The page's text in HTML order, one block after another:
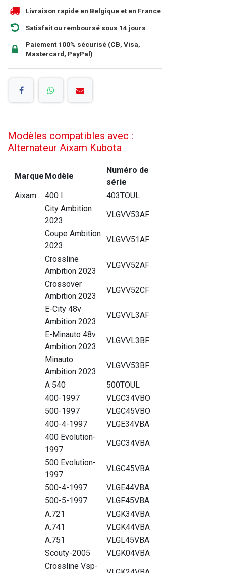
Livraison rapide en Belgique et en France
Satisfait ou remboursé sous 14 jours
Paiement 100% sécurisé (CB, Visa,
Mastercard, PayPal)
Modèles compatibles avec :
Alternateur Aixam Kubota
Marque Modèle
Numéro de
série
Aixam
400 I
403TOUL
City Ambition
2023
VLGVV53AF
Coupe Ambition
2023
VLGVV51AF
Crossline
Ambition 2023
VLGVV52AF
Crossover
Ambition 2023
VLGVV52CF
E-City 48v
Ambition 2023
VLGVVL3AF
E-Minauto 48v
Ambition 2023
VLGVVL3BF
Minauto
Ambition 2023
VLGVV53BF
A 540
500TOUL
400-1997
VLGC34VBO
500-1997
VLGC45VBO
400-4-1997
VLGE34VBA
400 Evolution-
1997
VLGC34VBA
500 Evolution-
1997
VLGC45VBA
500-4-1997
VLGE44VBA
500-5-1997
VLGF45VBA
A.721
VLGK34VBA
A.741
VLGK44VBA
A.751
VLGL45VBA
Scouty-2005
VLGK04VBA
Crossline Vsp-